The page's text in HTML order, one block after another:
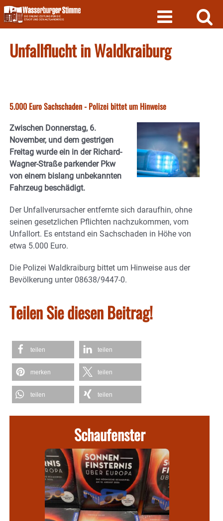
Skip
to
content
Unfallflucht in Waldkraiburg
5.000 Euro Sachschaden - Polizei bittet um Hinweise
Zwischen Donnerstag, 6.
November, und dem gestrigen
Freitag wurde ein in der Richard-
Wagner-Straße parkender Pkw
von einem bislang unbekannten
Fahrzeug beschädigt.
Der Unfallverursacher entfernte sich daraufhin, ohne
seinen gesetzlichen Pflichten nachzukommen, vom
Unfallort. Es entstand ein Sachschaden in Höhe von
etwa 5.000 Euro.
Die Polizei Waldkraiburg bittet um Hinweise aus der
Bevölkerung unter 08638/9447-0.
Teilen Sie diesen Beitrag!
teilen teilen
merken teilen
teilen teilen
Schaufenster